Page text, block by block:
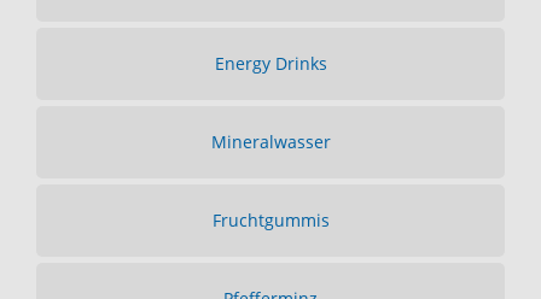
Energy Drinks
Mineralwasser
Fruchtgummis